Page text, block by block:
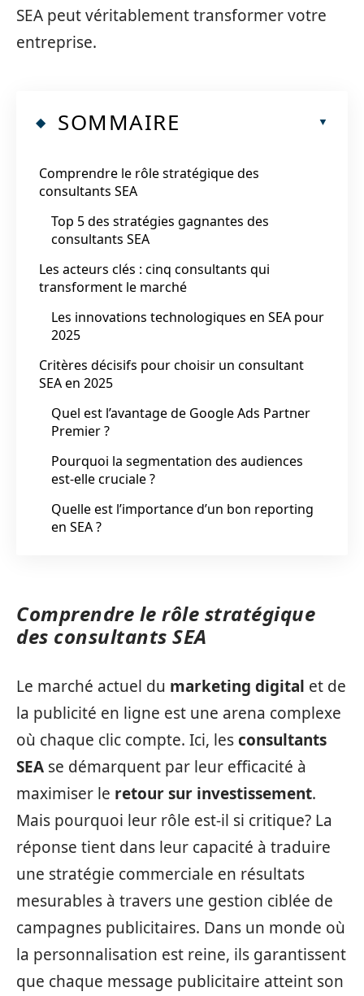
SEA peut véritablement transformer votre
entreprise.
SOMMAIRE
Comprendre le rôle stratégique des
consultants SEA
Top 5 des stratégies gagnantes des
consultants SEA
Les acteurs clés : cinq consultants qui
transforment le marché
Les innovations technologiques en SEA pour
2025
Critères décisifs pour choisir un consultant
SEA en 2025
Quel est l’avantage de Google Ads Partner
Premier ?
Pourquoi la segmentation des audiences
est-elle cruciale ?
Quelle est l’importance d’un bon reporting
en SEA ?
Comprendre le rôle stratégique
des consultants SEA
Le marché actuel du marketing digital et de
la publicité en ligne est une arena complexe
où chaque clic compte. Ici, lesconsultants
SEA se démarquent par leur efficacité à
maximiser le retour sur investissement.
Mais pourquoi leur rôle est-il si critique? La
réponse tient dans leur capacité à traduire
une stratégie commerciale en résultats
mesurables à travers une gestion ciblée de
campagnes publicitaires. Dans un monde où
la personnalisation est reine, ils garantissent
que chaque message publicitaire atteint son